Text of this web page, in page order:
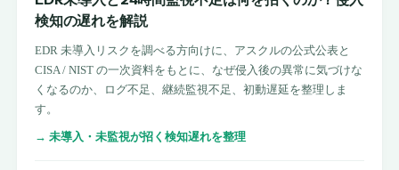
検知の遅れを解説
EDR 未導入リスクを調べる方向けに、アスクルの公式公表と
CISA / NIST の一次資料をもとに、なぜ侵入後の異常に気づけな
くなるのか、ログ不足、継続監視不足、初動遅延を整理しま
す。
→ 未導入・未監視が招く検知遅れを整理